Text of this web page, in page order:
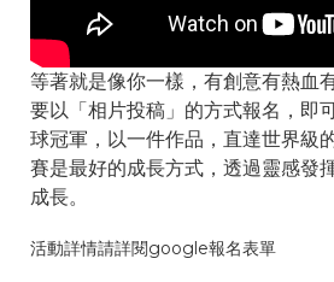
等著就是像你一樣，有創意有熱血
要以「相片投稿」的方式報名，即
球冠軍，以一件作品，直達世界級
賽是最好的成長方式，透過靈感發
成長。
活動詳情請詳閱google報名表單